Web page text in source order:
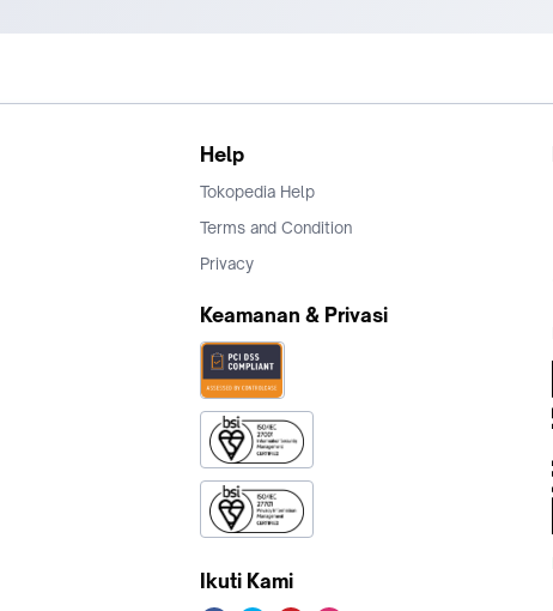
Help
Tokopedia Help
Terms and Condition
Privacy
Keamanan & Privasi
Ikuti Kami